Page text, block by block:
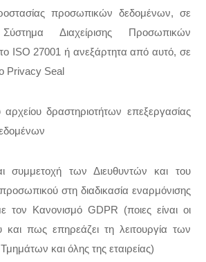
προσωπικών δεδομένων, σε
Διαχείρισης Προσωπικών
ISO 27001 ή ανεξάρτητα από αυτό, σε
Privacy Seal
αρχείου δραστηριοτήτων επεξεργασίας
συμμετοχή των Διευθυντών και του
στη διαδικασία εναρμόνισης
τον Κανονισμό GDPR (ποιες είναι οι
και πως επηρεάζει τη λειτουργία των
και όλης της εταιρείας)